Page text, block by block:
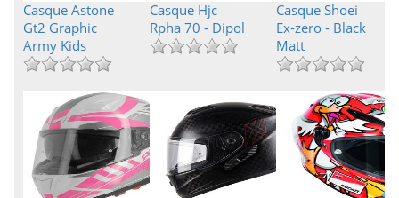
Casque Astone
Gt2 Graphic
Army Kids
Casque Hjc
Rpha 70 - Dipol
Casque Shoei
Ex-zero - Black
Matt